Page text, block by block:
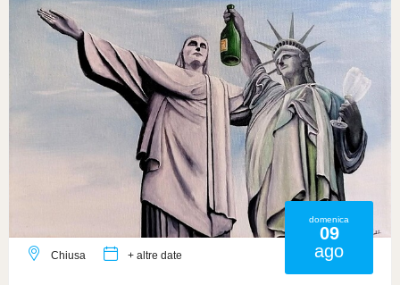
domenica
09
ago
Chiusa + altre date